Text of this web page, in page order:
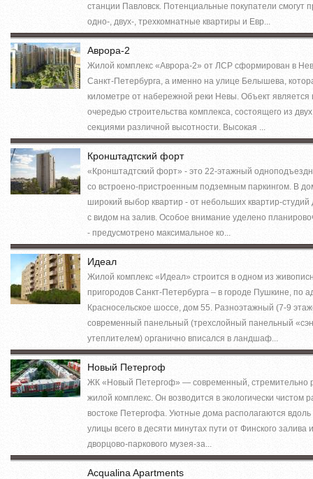
станции Павловск. Потенциальные покупатели смогут
одно-, двух-, трехкомнатные квартиры и Евр...
Аврора-2
Жилой комплекс «Аврора-2» от ЛСР сформирован в
Санкт-Петербурга, а именно на улице Белышева,
километре от набережной реки Невы. Объект является
очередью строительства комплекса, состоящего из
секциями различной высотности. Высокая ...
Кронштадтский форт
«Кронштадтский форт» - это 22-этажный
со встроено-пристроенным подземным паркингом. В
широкий выбор квартир - от небольших квартир-
с видом на залив. Особое внимание уделено
- предусмотрено максимальное ко...
Идеал
Жилой комплекс «Идеал» строится в одном из
пригородов Санкт-Петербурга – в городе Пушкине, по
Красносельское шоссе, дом 55. Разноэтажный (7-9
современный панельный (трехслойный панельный
утеплителем) органично вписался в ландшаф...
Новый Петергоф
ЖК «Новый Петергоф» — современный, стремительно
жилой комплекс. Он возводится в экологически чистом
востоке Петергофа. Уютные дома располагаются
улицы всего в десяти минутах пути от Финского залива
дворцово-паркового музея-за...
Acqualina Apartments